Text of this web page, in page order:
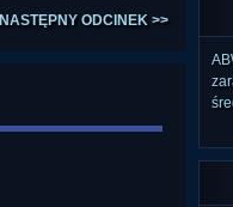
NASTĘPNY ODCINEK >>